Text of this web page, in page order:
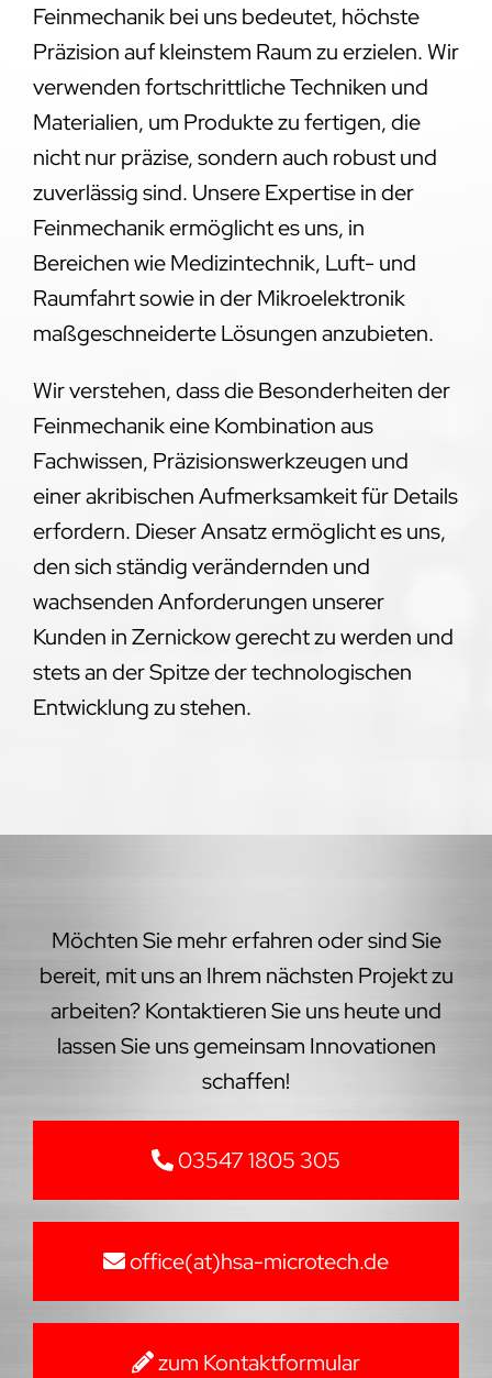
Feinmechanik bei uns bedeutet, höchste
Präzision auf kleinstem Raum zu erzielen. Wir
verwenden fortschrittliche Techniken und
Materialien, um Produkte zu fertigen, die
nicht nur präzise, sondern auch robust und
zuverlässig sind. Unsere Expertise in der
Feinmechanik ermöglicht es uns, in
Bereichen wie Medizintechnik, Luft- und
Raumfahrt sowie in der Mikroelektronik
maßgeschneiderte Lösungen anzubieten.
Wir verstehen, dass die Besonderheiten der
Feinmechanik eine Kombination aus
Fachwissen, Präzisionswerkzeugen und
einer akribischen Aufmerksamkeit für Details
erfordern. Dieser Ansatz ermöglicht es uns,
den sich ständig verändernden und
wachsenden Anforderungen unserer
Kunden in Zernickow gerecht zu werden und
stets an der Spitze der technologischen
Entwicklung zu stehen.
Möchten Sie mehr erfahren oder sind Sie
bereit, mit uns an Ihrem nächsten Projekt zu
arbeiten? Kontaktieren Sie uns heute und
lassen Sie uns gemeinsam Innovationen
schaffen!
03547 1805 305
office(at)hsa-microtech.de
zum Kontaktformular